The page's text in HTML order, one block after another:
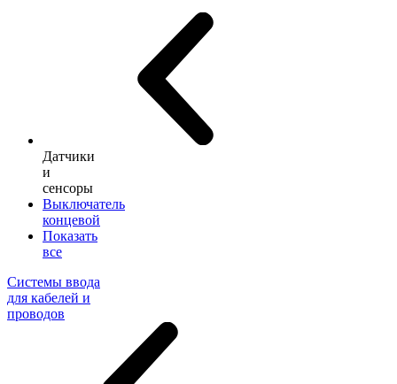
Датчики
и
сенсоры
Выключатель
концевой
Показать
все
Системы ввода
для кабелей и
проводов